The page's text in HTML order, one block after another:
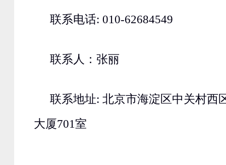
联系电话: 010-62684549
联系人：张丽
联系地址: 北京市海淀区中关村西
大厦701室